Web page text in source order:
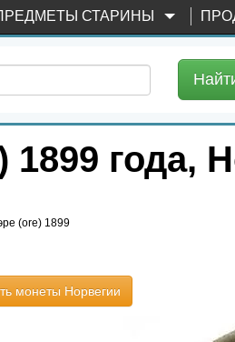
СТАРИНЫ
года,
(ore) 1899
монеты Норвегии